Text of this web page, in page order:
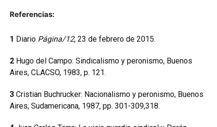
Referencias:
1 Diario Página/12, 23 de febrero de 2015.
2 Hugo del Campo: Sindicalismo y peronismo, Buenos
Aires, CLACSO, 1983, p. 121.
3 Cristian Buchrucker: Nacionalismo y peronismo, Buenos
Aires, Sudamericana, 1987, pp. 301-309,318.